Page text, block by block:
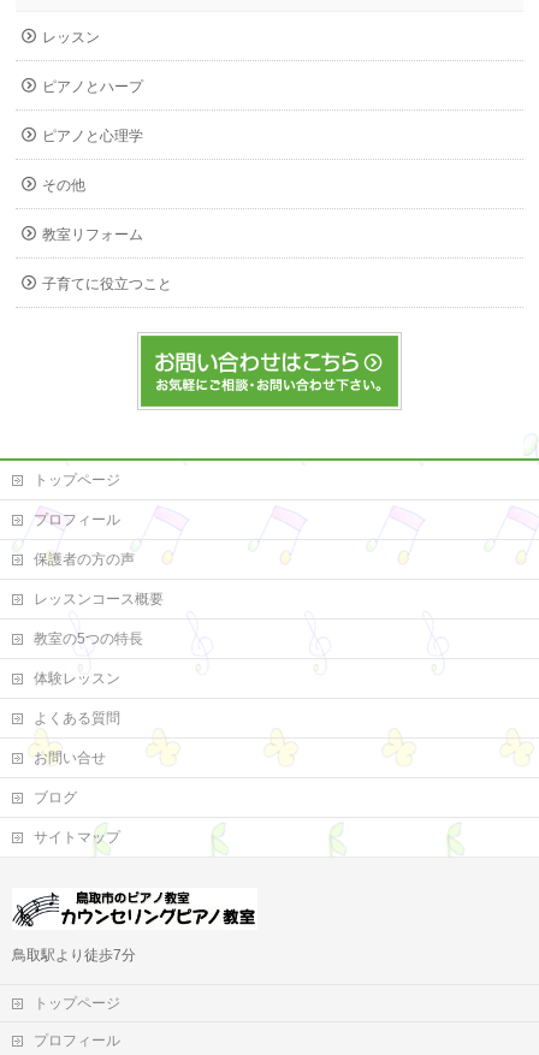
レッスン
ピアノとハープ
ピアノと心理学
その他
教室リフォーム
子育てに役立つこと
トップページ
プロフィール
保護者の方の声
レッスンコース概要
教室の5つの特長
体験レッスン
よくある質問
お問い合せ
ブログ
サイトマップ
鳥取駅より徒歩7分
トップページ
プロフィール